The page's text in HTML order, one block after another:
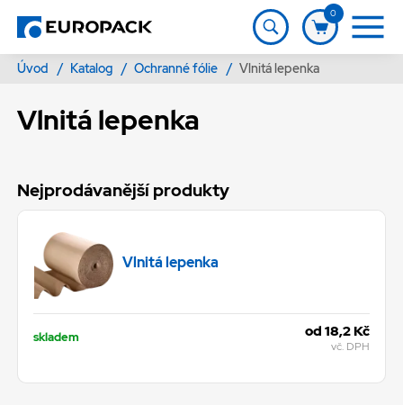
0
Úvod / Katalog / Ochranné fólie / Vlnitá lepenka
Vlnitá lepenka
Nejprodávanější produkty
Vlnitá lepenka
skladem od 18,2 Kč
vč. DPH